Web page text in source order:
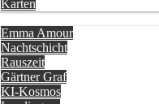
Karten
Emma Amour
Nachtschicht
Rauszeit
Gärtner Graf
KI-Kosmos